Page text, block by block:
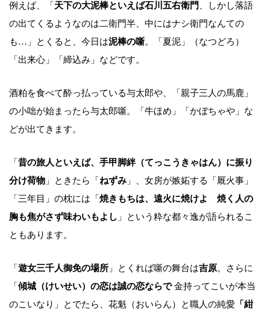
例えば、「 天下の大泥棒といえば石川五右衛門 、しかし落語
の出てくるようなのは二衛門半、中にはナシ衛門なんての
も…」とくると、今日は泥棒の噺。「夏泥」（なつどろ）
「出来心」「締込み」などです。
酒粕を食べて酔っ払っている与太郎や、「親子三人の馬鹿」
の小咄が始まったら与太郎噺。「牛ほめ」「かぼちゃや」な
どが出てきます。
「 昔の旅人といえば、手甲脚絆（てっこうきゃはん）に振り
分け荷物 」ときたら「 ねずみ 」、女房が嫉妬する「厩火事」
「三年目」の枕には「 焼きもちは、遠火に焼けよ 焼く人の
胸も焦がさず味わいもよし 」という粋な都々逸が語られるこ
ともあります。
「 遊女三千人御免の場所 」とくれば噺の舞台は吉原。さらに
「 傾城（けいせい）の恋は誠の恋ならで金持ってこいが本当
のこいなり」とでたら、花魁（おいらん）と職人の純愛 「紺